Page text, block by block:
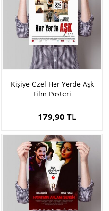
Kişiye Özel Her Yerde Aşk
Film Posteri
179,90 TL